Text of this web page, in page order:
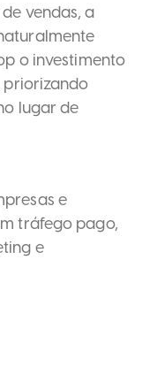
vendas, a
o investimento
priorizando
lugar de
e
tráfego pago,
e